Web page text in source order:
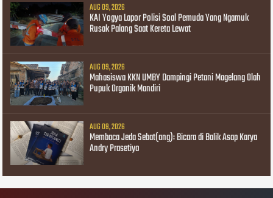
AUG 09, 2026
KAI Yogya Lapor Polisi Soal Pemuda Yang Ngamuk
Rusak Palang Saat Kereta Lewat
AUG 09, 2026
Mahasiswa KKN UMBY Dampingi Petani Magelang Olah
Pupuk Organik Mandiri
AUG 09, 2026
Membaca Jeda Sebat(ang): Bicara di Balik Asap Karya
Andry Prasetiyo